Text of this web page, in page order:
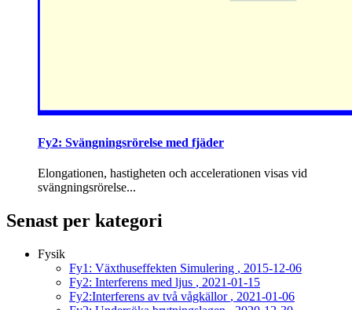
Fy2: Svängningsrörelse med fjäder
Elongationen, hastigheten och accelerationen visas vid
svängningsrörelse...
Senast per kategori
Fysik
Fy1: Växthuseffekten Simulering , 2015-12-06
Fy2: Interferens med ljus , 2021-01-15
Fy2:Interferens av två vågkällor , 2021-01-06